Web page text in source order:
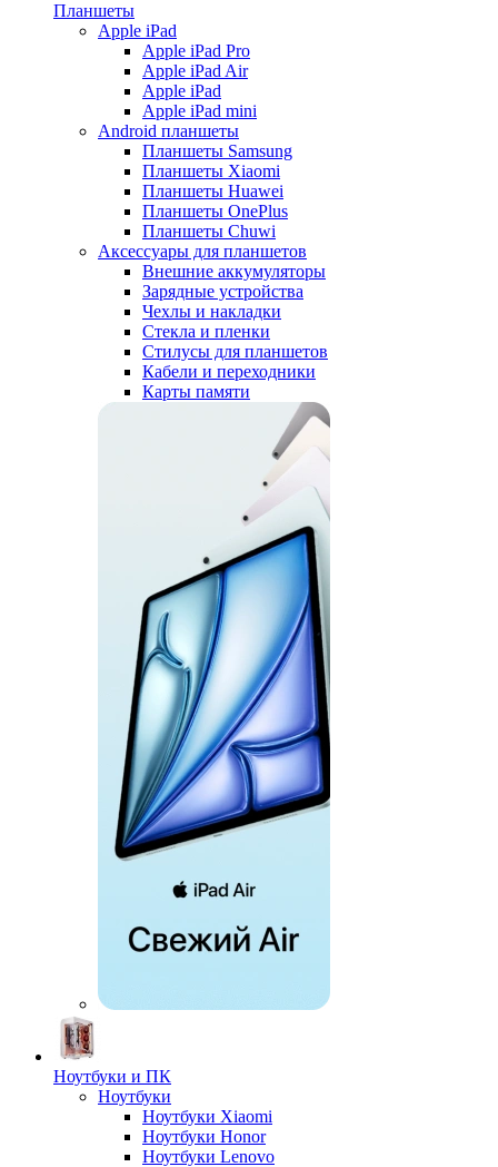
Планшеты
Apple iPad
Apple iPad Pro
Apple iPad Air
Apple iPad
Apple iPad mini
Android планшеты
Планшеты Samsung
Планшеты Xiaomi
Планшеты Huawei
Планшеты OnePlus
Планшеты Chuwi
Аксессуары для планшетов
Внешние аккумуляторы
Зарядные устройства
Чехлы и накладки
Стекла и пленки
Стилусы для планшетов
Кабели и переходники
Карты памяти
Ноутбуки и ПК
Ноутбуки
Ноутбуки Xiaomi
Ноутбуки Honor
Ноутбуки Lenovo